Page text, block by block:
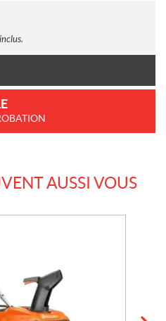
AUSSI VOUS